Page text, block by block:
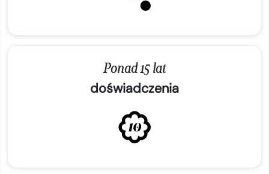
Ponad 15 lat
doświadczenia